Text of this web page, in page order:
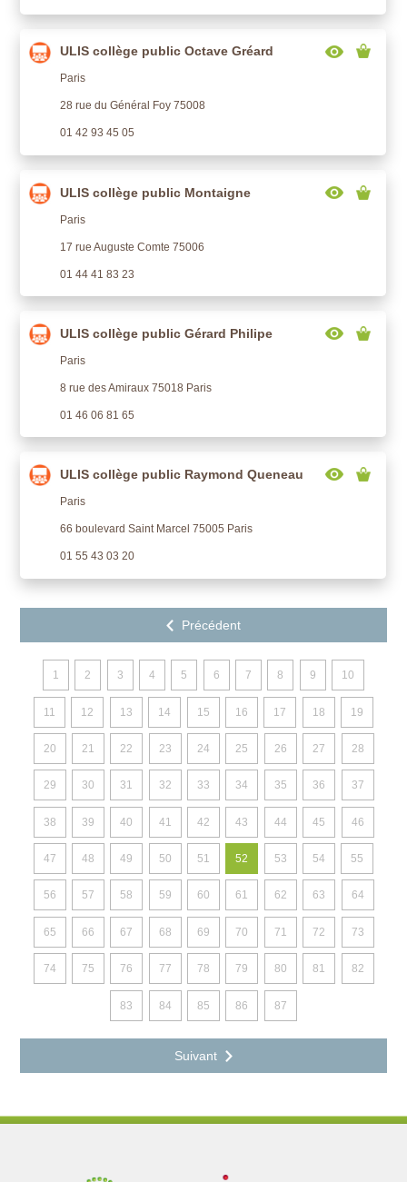
ULIS collège public Octave Gréard
Paris
28 rue du Général Foy 75008
01 42 93 45 05
ULIS collège public Montaigne
Paris
17 rue Auguste Comte 75006
01 44 41 83 23
ULIS collège public Gérard Philipe
Paris
8 rue des Amiraux 75018 Paris
01 46 06 81 65
ULIS collège public Raymond Queneau
Paris
66 boulevard Saint Marcel 75005 Paris
01 55 43 03 20
1 2 3 4 5 6 7 8 9 10
11 12 13 14 15 16 17 18 19
20 21 22 23 24 25 26 27 28
29 30 31 32 33 34 35 36 37
38 39 40 41 42 43 44 45 46
47 48 49 50 51 52 53 54 55
56 57 58 59 60 61 62 63 64
65 66 67 68 69 70 71 72 73
74 75 76 77 78 79 80 81 82
83 84 85 86 87